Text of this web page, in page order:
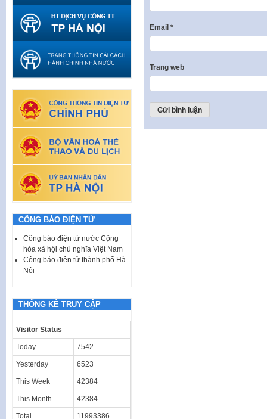
Email *
Trang web
CÔNG BÁO ĐIỆN TỬ
Công báo điện tử nước Cộng
hòa xã hội chủ nghĩa Việt Nam
Công báo điện tử thành phố Hà
Nội
THỐNG KÊ TRUY CẬP
Visitor Status
Today 7542
Yesterday 6523
This Week 42384
This Month 42384
Total 11993386